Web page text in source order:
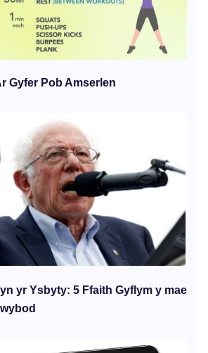
Gyfer Pob Amserlen
yr Ysbyty: 5 Ffaith Gyflym y mae